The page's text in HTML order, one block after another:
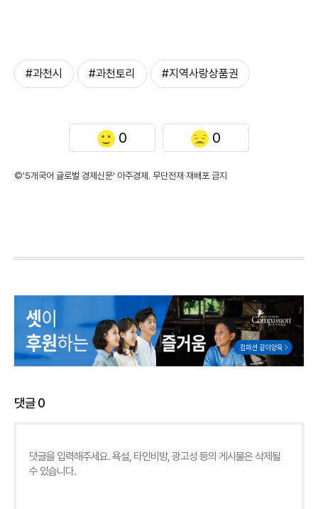
#과천시 #과천토리 #지역사랑상품권
0 0
©'5개국어 글로벌 경제신문' 아주경제. 무단전재·재배포 금지
댓글0